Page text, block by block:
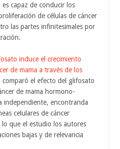
capaz de conducir los
de células de cáncer
las partes infinitesimales por
induce el crecimiento
de mama a través de los
comparó el efecto del glifosato
de mama hormono-
independiente, encontranda
celulares de cáncer
que el estudio los autores
bajas y de relevancia